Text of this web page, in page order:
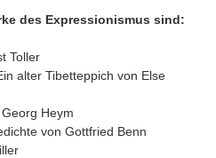
des Expressionismus sind:
Toller
alter Tibetteppich von Else
Heym
von Gottfried Benn